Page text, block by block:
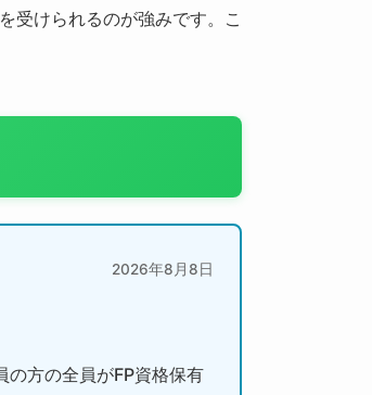
受けられるのが強みです。こ
2026年8月8日
の方の全員がFP資格保有